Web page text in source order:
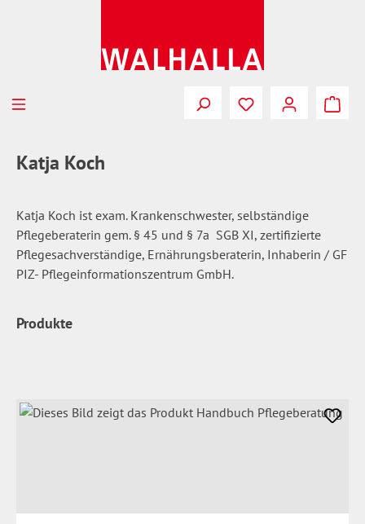
Du hast 0
Katja Koch
Katja Koch ist exam. Krankenschwester, selbständige
Pflegeberaterin gem. § 45 und § 7a SGB XI, zertifizierte
Pflegesachverständige, Ernährungsberaterin, Inhaberin / GF
PIZ- Pflegeinformationszentrum GmbH.
Produkte